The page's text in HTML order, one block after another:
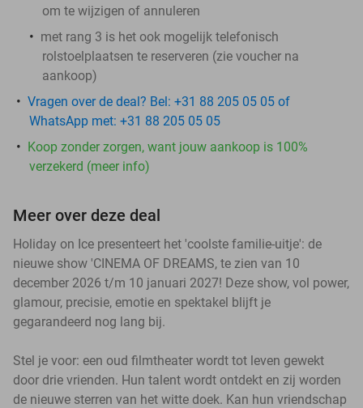
om te wijzigen of annuleren
met rang 3 is het ook mogelijk telefonisch
rolstoelplaatsen te reserveren (zie voucher na
aankoop)
Vragen over de deal? Bel: +31 88 205 05 05 of
WhatsApp met: +31 88 205 05 05
Koop zonder zorgen, want jouw aankoop is 100%
verzekerd (meer info)
Meer over deze deal
Holiday on Ice presenteert het 'coolste familie-uitje': de
nieuwe show 'CINEMA OF DREAMS, te zien van 10
december 2026 t/m 10 januari 2027! Deze show, vol power,
glamour, precisie, emotie en spektakel blijft je
gegarandeerd nog lang bij.
Stel je voor: een oud filmtheater wordt tot leven gewekt
door drie vrienden. Hun talent wordt ontdekt en zij worden
de nieuwe sterren van het witte doek. Kan hun vriendschap